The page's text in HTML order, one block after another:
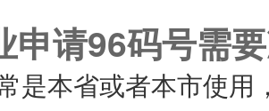
申请96码号需
是本省或者本市使